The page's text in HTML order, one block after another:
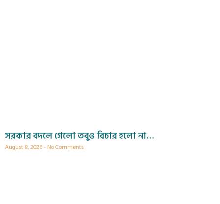
সরকার বদলে গেলো তবুও বিচার হলো না…
August 8, 2026 No Comments